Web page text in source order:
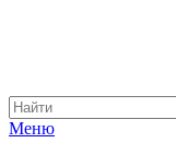
Меню